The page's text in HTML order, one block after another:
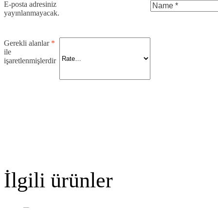
E-posta adresiniz
yayınlanmayacak.
Gerekli alanlar *
ile
işaretlenmişlerdir
İlgili ürünler